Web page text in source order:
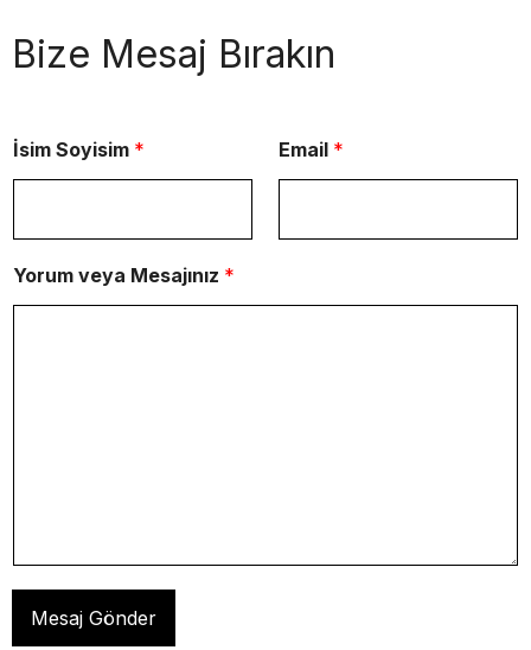
Bize Mesaj Bırakın
İsim Soyisim * Email *
Yorum veya Mesajınız *
Mesaj Gönder